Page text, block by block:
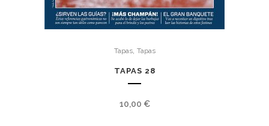
Tapas, Tapas
TAPAS 28
10,00 €